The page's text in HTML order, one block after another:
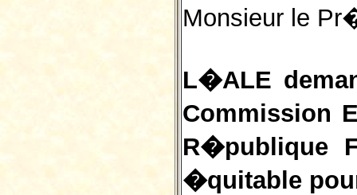
Monsieur le
L�ALE
Commission
R�publique
�quitable